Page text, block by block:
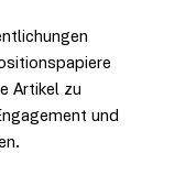
Artikel zu
und